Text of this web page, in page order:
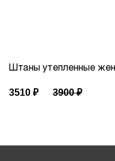
Штаны утепленные
3510 ₽ 3900₽